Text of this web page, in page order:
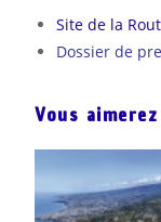
Site de la
Dossier de
Vous